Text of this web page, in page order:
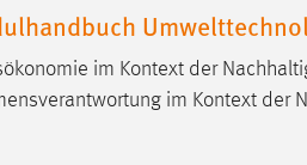
im Kontext der
im Kontext der